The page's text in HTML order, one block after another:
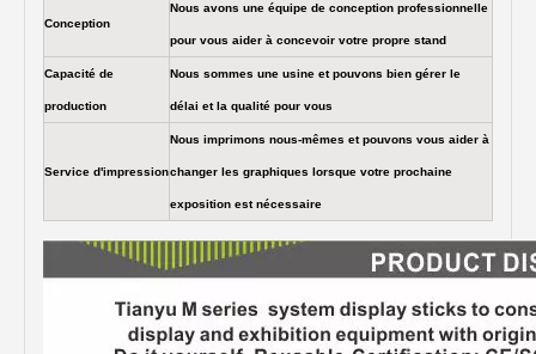
Conception
Nous avons une équipe de conception professionnelle
pour vous aider à concevoir votre propre stand
Capacité de
production
Nous sommes une usine et pouvons bien gérer le
délai et la qualité pour vous
Service d'impression
Nous imprimons nous-mêmes et pouvons vous aider à
changer les graphiques lorsque votre prochaine
exposition est nécessaire